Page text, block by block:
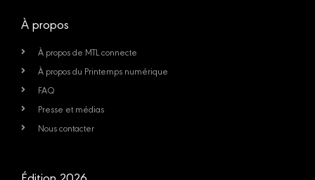
À propos
À propos de MTL connecte
À propos du Printemps numérique
FAQ
Presse et médias
Nous contacter